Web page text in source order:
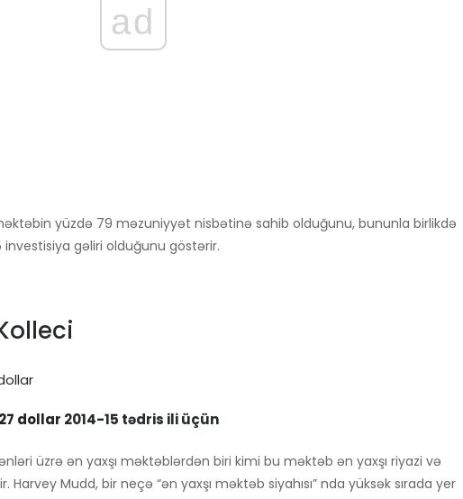
ad
yüzdə 79 məzuniyyət nisbətinə sahib olduğunu, bununla birlikdə
investisiya gəliri olduğunu göstərir.
dollar 2014-15 tədris ili üçün
üzrə ən yaxşı məktəblərdən biri kimi bu məktəb ən yaxşı riyazi və
Mudd, bir neçə “ən yaxşı məktəb siyahısı” nda yüksək sırada yer